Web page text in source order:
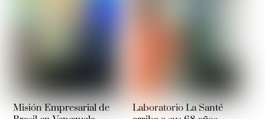
Misión Empresarial de
Laboratorio La Santé